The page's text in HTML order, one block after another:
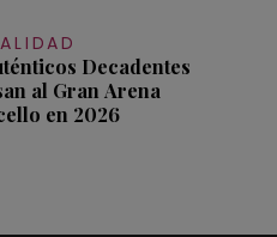
Decadentes
al Gran Arena
en 2026